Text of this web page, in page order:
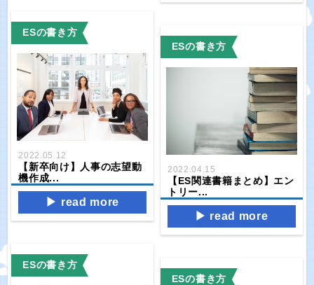
ESの書き方
2022.05.12
【新卒向け】人事の志望動
機作成...
read more
ESの書き方
2022.04.15
【ES関連書籍まとめ】エン
トリー...
read more
ESの書き方
ESの書き方